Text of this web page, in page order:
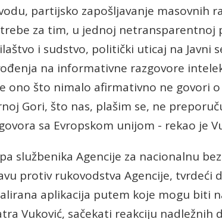
partijsko zapošljavanje masovnih
za tim, u jednoj netransparentnoj
i sudstvo, politički uticaj na Javni
na informativne razgovore
ono što nimalo afirmativno ne govori
Gori, što nas, plašim se, ne
sa Evropskom unijom - rekao je
službenika Agencije za nacionalnu
protiv rukovodstva Agencije, tvrdeći
aplikacija putem koje mogu biti
Vuković, sačekati reakciju nadležnih